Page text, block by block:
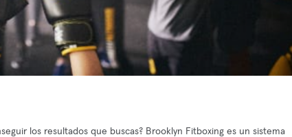
los resultados que buscas? Brooklyn Fitboxing es un sistema